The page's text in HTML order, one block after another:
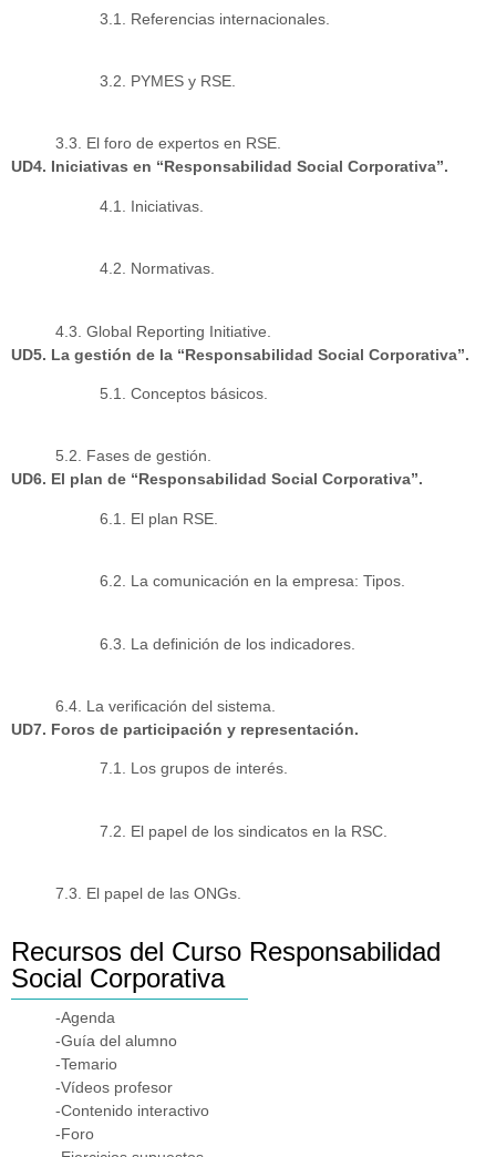
3.1. Referencias internacionales.
3.2. PYMES y RSE.
3.3. El foro de expertos en RSE.
UD4. Iniciativas en “Responsabilidad Social Corporativa”.
4.1. Iniciativas.
4.2. Normativas.
4.3. Global Reporting Initiative.
UD5. La gestión de la “Responsabilidad Social Corporativa”.
5.1. Conceptos básicos.
5.2. Fases de gestión.
UD6. El plan de “Responsabilidad Social Corporativa”.
6.1. El plan RSE.
6.2. La comunicación en la empresa: Tipos.
6.3. La definición de los indicadores.
6.4. La verificación del sistema.
UD7. Foros de participación y representación.
7.1. Los grupos de interés.
7.2. El papel de los sindicatos en la RSC.
7.3. El papel de las ONGs.
Recursos del Curso Responsabilidad
Social Corporativa
-Agenda
-Guía del alumno
-Temario
-Vídeos profesor
-Contenido interactivo
-Foro